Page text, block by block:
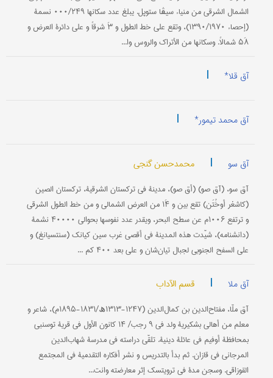
الشمال الشرقي من منیاء سیڤا ستوپل. یبلغ عدد سکانها ۰۰۰/۲۴۹ نسمة
(إحصاء ۱۳۹۰/۱۹۷۰)، وتقع علی خط الطول و ۳َ شرقاً و علی دائرة العرض و
۵۸َ شمالاً. وسکانها من الأتراک والروس وا...
آق قلا* |
آق محمد تیمور* |
آق سو | محمدحسن گنجي
آق سو، (آق صو) (أق صو)، مدینة في ترکستان الشرقیة، ترکستان الصین
(کاشغر أوخُتَن) تقع بین و ۱۴َ من العرض الشمالي و من خط الطول الشرقي
و ترتفع ۱۰۰۶م عن سطح البحر، ویقدر عدد نفوسها بحوالي ۴۰۰۰۰ نشمة
(دانشنامه)، شیّدت هذه المدینة في أقصی غرب سین کیانک (سنتسیانغ) و
علی السفح الجنوبي لجبال تیان‌شان و علی بعد ۴۰۰ کم ...
آق ملا | قسم الآداب
آق ملّا، مفتاح‌الدین بن کمال‌الدین (۱۲۴۷-۱۳۱۳ھ/۱۸۳۱-۱۸۹۵م)، شاعر و
معلم من أهالي بشکیریة ولد في ۹ رجب/ ۱۴ کانون الأول في قریة توسنبي
بمحافظة أوفیم في عائلة دینیة. تلقّی دراسته في مدرسة شهاب‌الدین
المرجاني في قازان. ثم بدأ بالتدریس و نشر أفکاره التقدمیة في المجتمع
القوزاقي. وسجن مدة في ترویتسک إثر معارضته وانت...